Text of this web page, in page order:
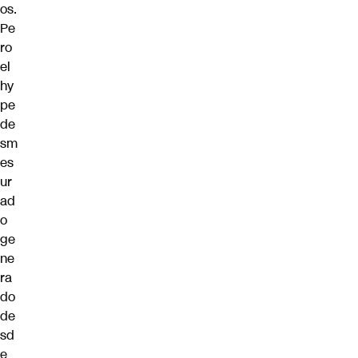
os.
Pe
ro
el
hy
pe
de
sm
es
ur
ad
o
ge
ne
ra
do
de
sd
e